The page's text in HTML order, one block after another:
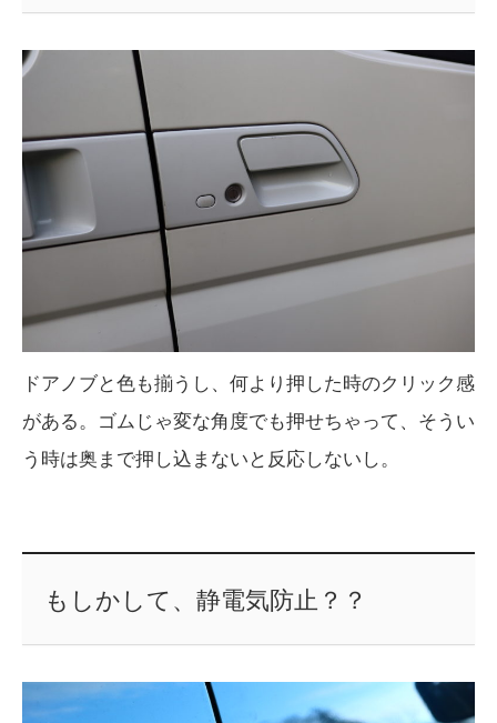
ドアノブと色も揃うし、何より押した時のクリック感
がある。ゴムじゃ変な角度でも押せちゃって、そうい
う時は奥まで押し込まないと反応しないし。
もしかして、静電気防止？？